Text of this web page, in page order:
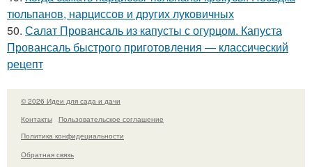
тюльпанов, нарциссов и других луковичных
50. Салат Провансаль из капусты с огурцом. Капуста
Провансаль быстрого приготовления — классический
рецепт
© 2026 Идеи для сада и дачи
Контакты
Пользовательское соглашение
Политика конфидециальности
Обратная связь